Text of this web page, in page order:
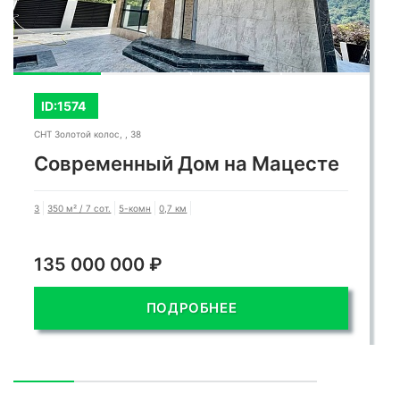
ID:1574
СНТ Золотой колос, , 38
Современный Дом на Мацесте
3 350 м² / 7 сот. 5-комн 0,7 км
135 000 000 ₽
ПОДРОБНЕЕ